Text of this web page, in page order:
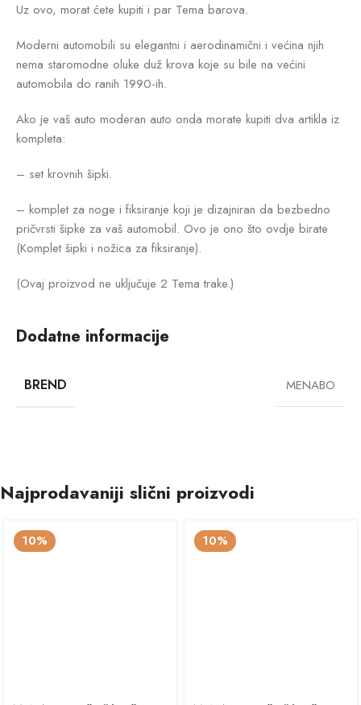
Uz ovo, morat ćete kupiti i par Tema barova.
Moderni automobili su elegantni i aerodinamični i većina njih
nema staromodne oluke duž krova koje su bile na većini
automobila do ranih 1990-ih.
Ako je vaš auto moderan auto onda morate kupiti dva artikla iz
kompleta:
– set krovnih šipki.
– komplet za noge i fiksiranje koji je dizajniran da bezbedno
pričvrsti šipke za vaš automobil. Ovo je ono što ovdje birate
(Komplet šipki i nožica za fiksiranje).
(Ovaj proizvod ne uključuje 2 Tema trake.)
Dodatne informacije
BREND MENABO
Najprodavaniji slični proizvodi
10% 10%